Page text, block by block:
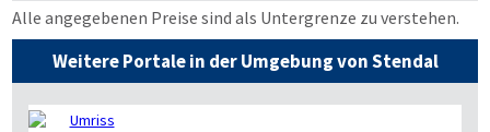
Alle angegebenen Preise sind als Untergrenze zu verstehen.
Weitere Portale in der Umgebung von Stendal